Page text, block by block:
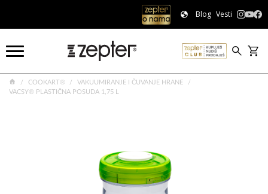
Blog Vesti
COOKART®
VAKUUMIRANJE I ČUVANJE HRANE
VACSY® PLASTIČNA POSUDA 1,75 L